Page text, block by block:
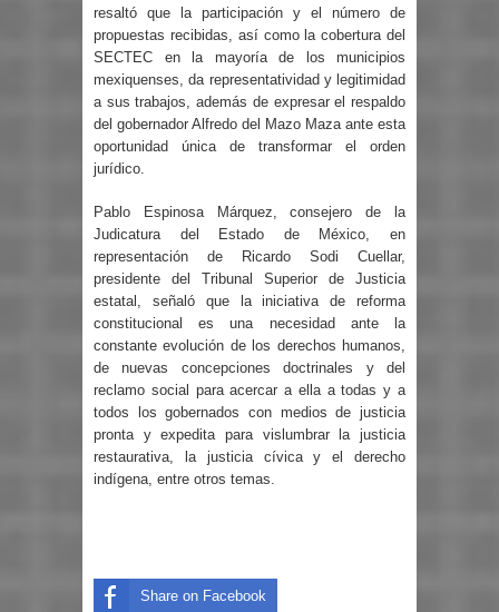
resaltó que la participación y el número de
propuestas recibidas, así como la cobertura del
SECTEC en la mayoría de los municipios
mexiquenses, da representatividad y legitimidad
a sus trabajos, además de expresar el respaldo
del gobernador Alfredo del Mazo Maza ante esta
oportunidad única de transformar el orden
jurídico.
Pablo Espinosa Márquez, consejero de la
Judicatura del Estado de México, en
representación de Ricardo Sodi Cuellar,
presidente del Tribunal Superior de Justicia
estatal, señaló que la iniciativa de reforma
constitucional es una necesidad ante la
constante evolución de los derechos humanos,
de nuevas concepciones doctrinales y del
reclamo social para acercar a ella a todas y a
todos los gobernados con medios de justicia
pronta y expedita para vislumbrar la justicia
restaurativa, la justicia cívica y el derecho
indígena, entre otros temas.
Share on Facebook